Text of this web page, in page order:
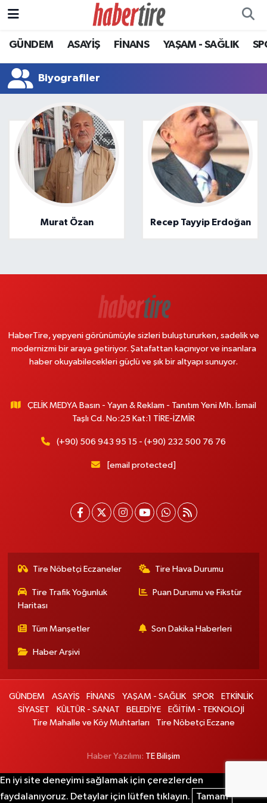
GÜNDEM ASAYİŞ FİNANS YAŞAM - SAĞLIK
Biyografiler
Murat Özan Recep Tayyip Erdoğan
HaberTire, yepyeni görünümüyle sizleri buluştururken, sadelik ve
modernizmi bir araya getiriyor. Şatafattan kaçınıyor ve insanlara
haber okuyabilecekleri güçlü ve şık bir altyapı sunuyor.
ÇELİK MEDYA Basın - Yayın & Reklam - Tanıtım Yeni Mh. İsmail
Taşlı Cd. No:25 Kat:1 TİRE-İZMİR
(+90) 506 943 95 15 - (+90) 232 500 76 76
[email protected]
Tire Nöbetçi Eczaneler Tire Hava Durumu
Tire Trafik Yoğunluk
Haritası
Puan Durumu ve Fikstür
Tüm Manşetler Son Dakika Haberleri
Haber Arşivi
GÜNDEM ASAYİŞ FİNANS YAŞAM - SAĞLIK SPOR
ETKİNLİK
SİYASET
KÜLTÜR - SANAT BELEDİYE
EĞİTİM - TEKNOLOJİ
Tire Mahalle ve Köy Muhtarları
Tire Nöbetçi Eczane
Haber Yazılımı: TE Bilişim
En iyi site deneyimi sağlamak için çerezlerden
faydalanıyoruz. Detaylar için lütfen tıklayın.
Tamam
Tire Nöbetçi Eczaneler
Tire Hava Durumu
Tire Trafik Yoğunluk Haritası
Süper Lig Puan Durumu ve Fikstür
Tüm Manşetler
Son Dakika Haberleri
Haber Arşivi